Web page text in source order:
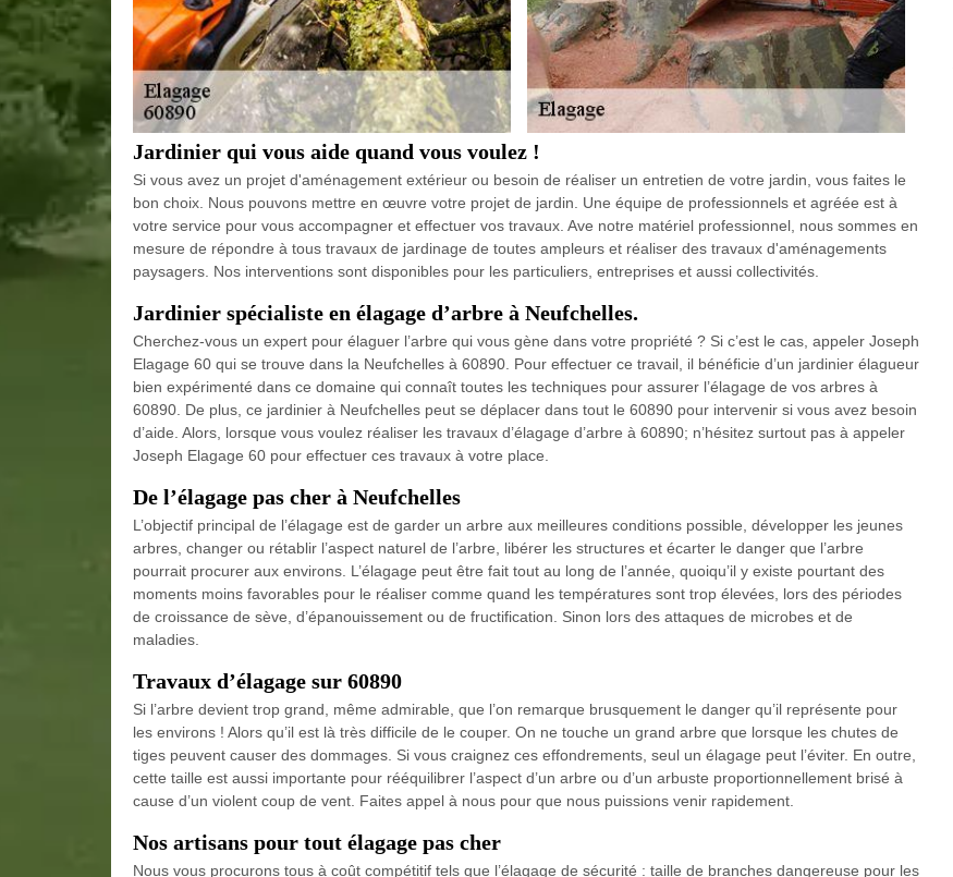
Jardinier qui vous aide quand vous voulez !
Si vous avez un projet d'aménagement extérieur ou besoin de réaliser un entretien de votre jardin, vous faites le
bon choix. Nous pouvons mettre en œuvre votre projet de jardin. Une équipe de professionnels et agréée est à
votre service pour vous accompagner et effectuer vos travaux. Ave notre matériel professionnel, nous sommes en
mesure de répondre à tous travaux de jardinage de toutes ampleurs et réaliser des travaux d'aménagements
paysagers. Nos interventions sont disponibles pour les particuliers, entreprises et aussi collectivités.
Jardinier spécialiste en élagage d’arbre à Neufchelles.
Cherchez-vous un expert pour élaguer l’arbre qui vous gène dans votre propriété ? Si c’est le cas, appeler Joseph
Elagage 60 qui se trouve dans la Neufchelles à 60890. Pour effectuer ce travail, il bénéficie d’un jardinier élagueur
bien expérimenté dans ce domaine qui connaît toutes les techniques pour assurer l’élagage de vos arbres à
60890. De plus, ce jardinier à Neufchelles peut se déplacer dans tout le 60890 pour intervenir si vous avez besoin
d’aide. Alors, lorsque vous voulez réaliser les travaux d’élagage d’arbre à 60890; n’hésitez surtout pas à appeler
Joseph Elagage 60 pour effectuer ces travaux à votre place.
De l’élagage pas cher à Neufchelles
L’objectif principal de l’élagage est de garder un arbre aux meilleures conditions possible, développer les jeunes
arbres, changer ou rétablir l’aspect naturel de l’arbre, libérer les structures et écarter le danger que l’arbre
pourrait procurer aux environs. L’élagage peut être fait tout au long de l’année, quoiqu’il y existe pourtant des
moments moins favorables pour le réaliser comme quand les températures sont trop élevées, lors des périodes
de croissance de sève, d’épanouissement ou de fructification. Sinon lors des attaques de microbes et de
maladies.
Travaux d’élagage sur 60890
Si l’arbre devient trop grand, même admirable, que l’on remarque brusquement le danger qu’il représente pour
les environs ! Alors qu’il est là très difficile de le couper. On ne touche un grand arbre que lorsque les chutes de
tiges peuvent causer des dommages. Si vous craignez ces effondrements, seul un élagage peut l’éviter. En outre,
cette taille est aussi importante pour rééquilibrer l’aspect d’un arbre ou d’un arbuste proportionnellement brisé à
cause d’un violent coup de vent. Faites appel à nous pour que nous puissions venir rapidement.
Nos artisans pour tout élagage pas cher
Nous vous procurons tous à coût compétitif tels que l’élagage de sécurité : taille de branches dangereuse pour les